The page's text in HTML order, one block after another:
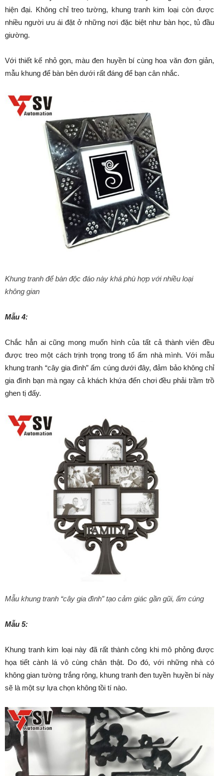
hiện đại. Không chỉ treo tường, khung tranh kim loại còn được
nhiều người ưu ái đặt ở những nơi đặc biệt như bàn học, tủ đầu
giường.
Với thiết kế nhỏ gọn, màu đen huyền bí cùng hoa văn đơn giản,
mẫu khung để bàn bên dưới rất đáng để bạn cân nhắc.
Khung tranh để bàn độc đáo này khá phù hợp với nhiều loại
không gian
Mẫu 4:
Chắc hẳn ai cũng mong muốn hình của tất cả thành viên đều
được treo một cách trịnh trọng trong tổ ấm nhà mình. Với mẫu
khung tranh “cây gia đình” ấm cúng dưới đây, đảm bảo không chỉ
gia đình bạn mà ngay cả khách khứa đến chơi đều phải trầm trồ
ghen tị đấy.
Mẫu khung tranh “cây gia đình” tạo cảm giác gần gũi, ấm cúng
Mẫu 5:
Khung tranh kim loại này đã rất thành công khi mô phỏng được
họa tiết cành lá vô cùng chân thật. Do đó, với những nhà có
không gian tường trắng rộng, khung tranh đen tuyền huyền bí này
sẽ là một sự lựa chọn không tồi tí nào.